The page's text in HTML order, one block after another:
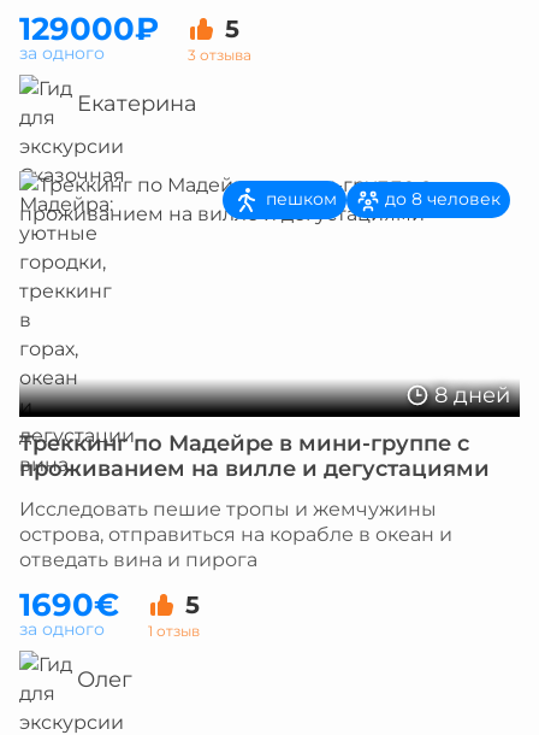
129000₽ 5
3 отзыва
за одного
Екатерина
8 дней
пешком до 8 человек
Треккинг по Мадейре в мини-группе с
проживанием на вилле и дегустациями
Исследовать пешие тропы и жемчужины
острова, отправиться на корабле в океан и
отведать вина и пирога
1690€ 5
1 отзыв
за одного
Олег